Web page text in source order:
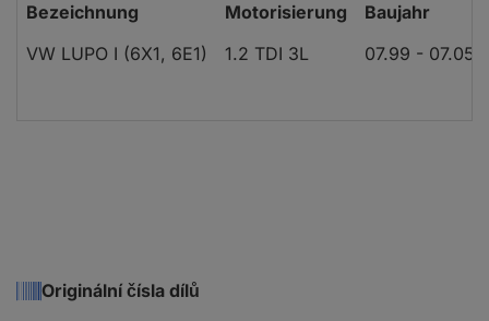
Bezeichnung Motorisierung
Baujahr
VW LUPO I (6X1, 6E1)
1.2 TDI 3L 07.99 - 07.05
Originální čísla dílů